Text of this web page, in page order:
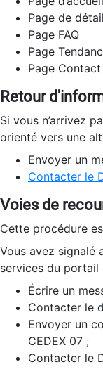
Page de
Page FAQ
Page
Page Contact
Retour
Si vous n’arrivez
orienté vers une
Envoyer un
Contacter le
Voies de
Cette procédure
Vous avez signalé
services du portail
Écrire un
Contacter le
Envoyer un
CEDEX 07 ;
Contacter le